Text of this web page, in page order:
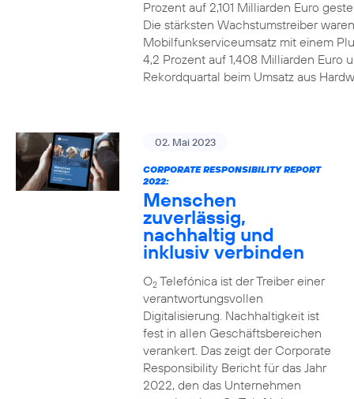
Prozent auf 2,101 Milliarden Euro
Die stärksten Wachstumstreiber
Mobilfunkserviceumsatz mit einem
4,2 Prozent auf 1,408 Milliarden Euro
Rekordquartal beim Umsatz aus
02. Mai 2023
CORPORATE RESPONSIBILITY REPORT
2022:
Menschen
zuverlässig,
nachhaltig und
inklusiv verbinden
O2Telefónica ist der Treiber einer
verantwortungsvollen
Digitalisierung. Nachhaltigkeit ist
fest in allen Geschäftsbereichen
verankert. Das zeigt der Corporate
Responsibility Bericht für das Jahr
2022, den das Unternehmen